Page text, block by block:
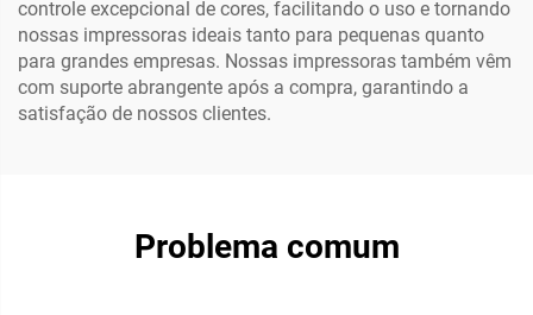
controle excepcional de cores, facilitando o uso e tornando
nossas impressoras ideais tanto para pequenas quanto
para grandes empresas. Nossas impressoras também vêm
com suporte abrangente após a compra, garantindo a
satisfação de nossos clientes.
Problema comum